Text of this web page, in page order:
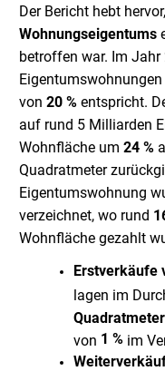
Der Bericht hebt
Wohnungseigentums
betroffen war. Im Jahr
von 20 % entspricht.
auf rund 5 Milliarden
Wohnfläche um 24 %
Quadratmeter
Eigentumswohnung
verzeichnet, wo rund
Wohnfläche gezahlt
Erstverkäufe
lagen im
Quadratmeter
von 1 % im